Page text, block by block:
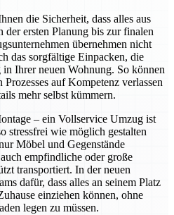
die Sicherheit, dass alles aus
ersten Planung bis zur finalen
übernehmen nicht
das sorgfältige Einpacken, die
Ihrer neuen Wohnung. So können
Prozesses auf Kompetenz verlassen
mehr selbst kümmern.
– ein Vollservice Umzug ist
stressfrei wie möglich gestalten
Möbel und Gegenstände
empfindliche oder große
transportiert. In der neuen
dafür, dass alles an seinem Platz
einziehen können, ohne
legen zu müssen.